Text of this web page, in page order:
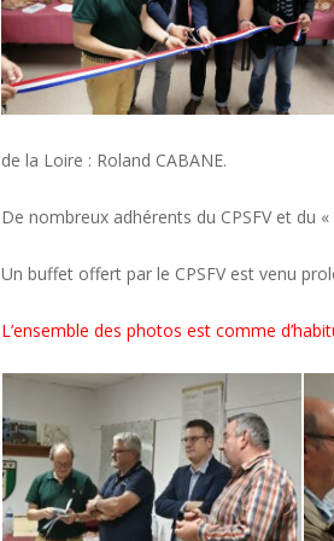
de la Loire : Roland CABANE.
De nombreux adhérents du CPSFV et du
Un buffet offert par le CPSFV est venu
L’ensemble des photos est comme